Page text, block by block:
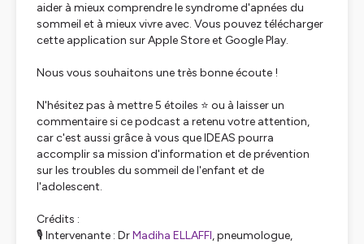
aider à mieux comprendre le syndrome d'apnées du
sommeil et à mieux vivre avec. Vous pouvez télécharger
cette application sur Apple Store et Google Play.
Nous vous souhaitons une très bonne écoute !
N'hésitez pas à mettre 5 étoiles ⭐ ou à laisser un
commentaire si ce podcast a retenu votre attention,
car c'est aussi grâce à vous que IDEAS pourra
accomplir sa mission d'information et de prévention
sur les troubles du sommeil de l'enfant et de
l'adolescent.
Crédits :
🎙 Intervenante : DrMadiha ELLAFFI, pneumologue,